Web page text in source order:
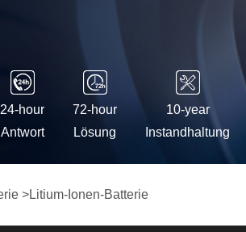
24-hour
Antwort
72-hour
Lösung
10-year
Instandhaltung
>Litium-Ionen-Batterie